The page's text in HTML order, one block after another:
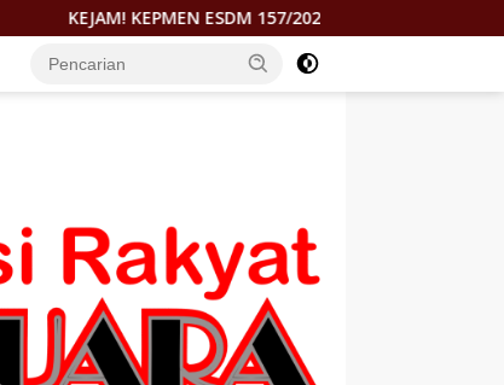
157/2026 DITUDING RAMPOK HAK MOROWALI DI ATAS